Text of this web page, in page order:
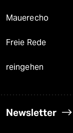
Mauerecho
Freie Rede
reingehen
Newsletter